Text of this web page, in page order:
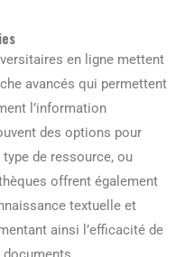
en ligne mettent
avancés qui permettent
l’information
des options pour
de ressource, ou
offrent également
textuelle et
ainsi l’efficacité de